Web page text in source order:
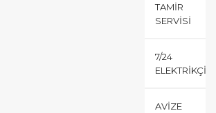
TAMIR
SERVISI
7/24
ELEKTRIKÇI
AVIZE